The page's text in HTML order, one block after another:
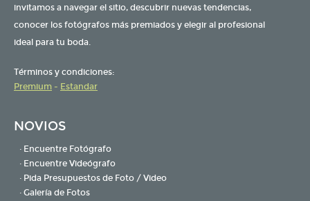
invitamos a navegar el sitio, descubrir nuevas tendencias,
conocer los fotógrafos más premiados y elegir al profesional
ideal para tu boda.
Términos y condiciones:
Premium - Estandar
NOVIOS
· Encuentre Fotógrafo
· Encuentre Videógrafo
· Pida Presupuestos de Foto / Video
· Galería de Fotos